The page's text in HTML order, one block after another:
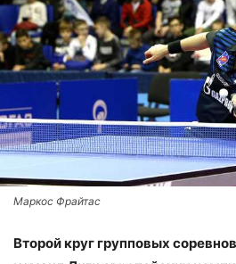
Маркос Фрайтас
Второй круг групповых